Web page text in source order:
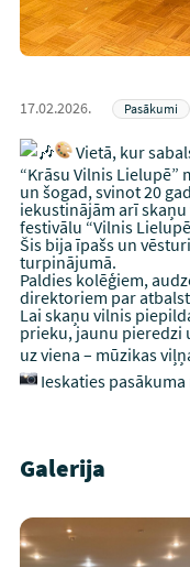
17.02.2026. Pasākumi
Vietā, kur
“Krāsu Vilnis Lielupē”
un šogad, svinot 20
iekustinājām arī
festivālu “Vilnis
Šis bija īpašs un
turpinājumā.
Paldies kolēģiem,
direktoriem par
Lai skaņu vilnis
prieku, jaunu pieredzi
uz viena – mūzikas
Ieskaties
Galerija